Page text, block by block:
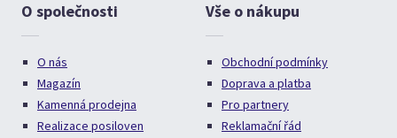
O společnosti
O nás
Magazín
Kamenná prodejna
Realizace posiloven
Vše o nákupu
Obchodní podmínky
Doprava a platba
Pro partnery
Reklamační řád